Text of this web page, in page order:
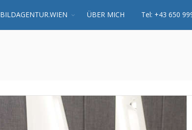
BILDAGENTUR.WIEN ÜBER MICH Tel: +43 650